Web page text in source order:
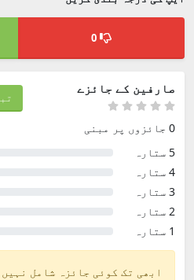
0
صارفین کے جائزے
0 جائزوں پر مبنی
5 ستارہ
4 ستارہ
3 ستارہ
2 ستارہ
1 ستارہ
ابھی تک کوئی جائزہ شامل